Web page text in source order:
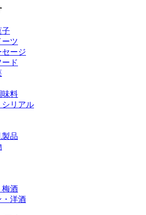
子
ーツ
セージ
ド
味料
シリアル
製品
梅酒
・洋酒